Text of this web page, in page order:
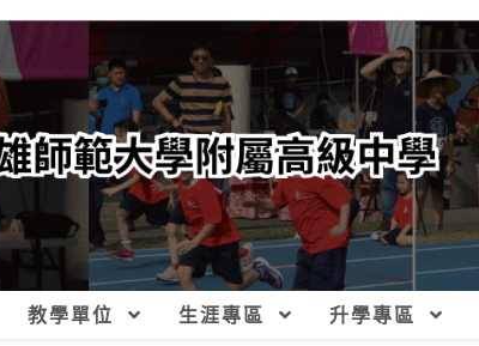
教學單位 生涯專區 升學專區